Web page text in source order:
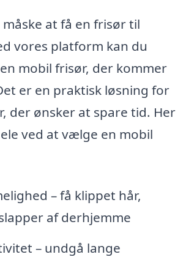
at få en frisør til
vores platform kan du
mobil frisør, der kommer
er en praktisk løsning for
der ønsker at spare tid. Her
ved at vælge en mobil
– få klippet hår,
af derhjemme
– undgå lange